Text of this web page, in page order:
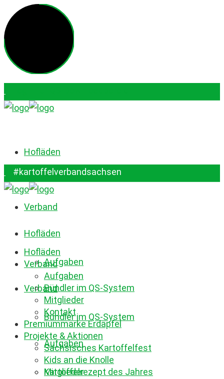
#kartoffelverbandsachsen
Hofläden
Verband
Aufgaben
Bündler im QS-System
Mitglieder
#kartoffelverbandsachsen
Hofläden
Verband
Aufgaben
Hofläden
Verband
Aufgaben
Bündler im QS-System
Mitglieder
Kontakt
Premiummarke Erdäpfel
Projekte & Aktionen
Sächsisches Kartoffelfest
Kids an die Knolle
Kartoffelrezept des Jahres